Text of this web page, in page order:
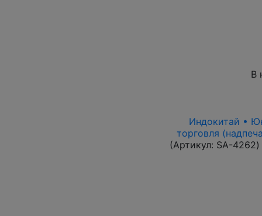
В
Индокитай •
торговля
(Артикул: SA-4262)